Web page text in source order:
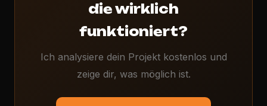
die wirklich
funktioniert?
Ich analysiere dein Projekt kostenlos und
zeige dir, was möglich ist.